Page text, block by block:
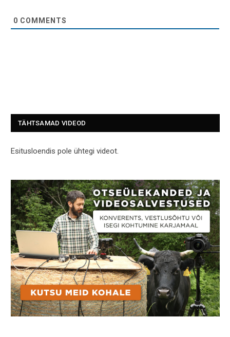
0 COMMENTS
TÄHTSAMAD VIDEOD
Esitusloendis pole ühtegi videot.